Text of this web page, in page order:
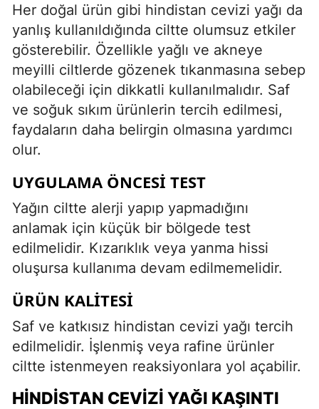
Her doğal ürün gibi hindistan cevizi yağı da
yanlış kullanıldığında ciltte olumsuz etkiler
gösterebilir. Özellikle yağlı ve akneye
meyilli ciltlerde gözenek tıkanmasına sebep
olabileceği için dikkatli kullanılmalıdır. Saf
ve soğuk sıkım ürünlerin tercih edilmesi,
faydaların daha belirgin olmasına yardımcı
olur.
UYGULAMA ÖNCESI TEST
Yağın ciltte alerji yapıp yapmadığını
anlamak için küçük bir bölgede test
edilmelidir. Kızarıklık veya yanma hissi
oluşursa kullanıma devam edilmemelidir.
ÜRÜN KALITESI
Saf ve katkısız hindistan cevizi yağı tercih
edilmelidir. İşlenmiş veya rafine ürünler
ciltte istenmeyen reaksiyonlara yol açabilir.
HINDISTAN CEVIZI YAĞI KAŞINTI